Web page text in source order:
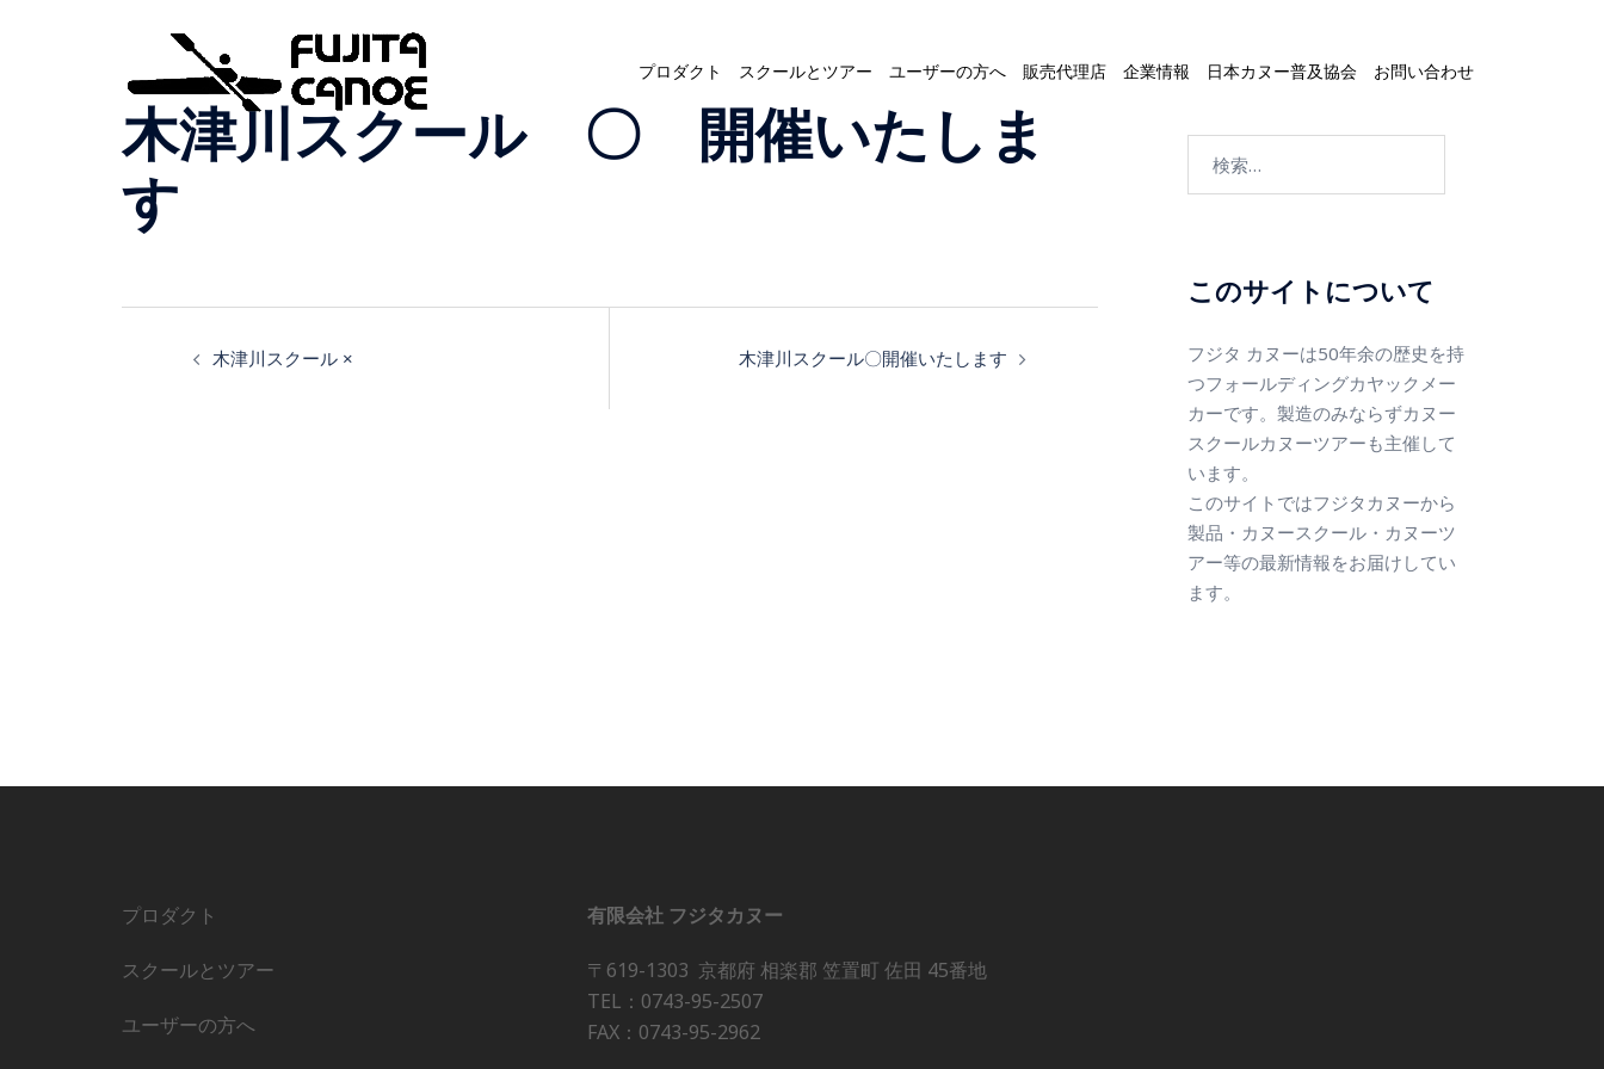
プロダクト スクールとツアー ユーザーの方へ 販売代理店 企業情報 日本カヌー普及協会 お問い合わせ
木津川スクール 〇 開催いたしま
す
木津川スクール × 木津川スクール〇開催いたします
このサイトについて
フジタ カヌーは50年余の歴史を持
つフォールディングカヤックメー
カーです。製造のみならずカヌー
スクールカヌーツアーも主催して
います。
このサイトではフジタカヌーから
製品・カヌースクール・カヌーツ
アー等の最新情報をお届けしてい
ます。
プロダクト
スクールとツアー
ユーザーの方へ
有限会社 フジタカヌー
〒619-1303 京都府 相楽郡 笠置町 佐田 45番地
TEL：0743-95-2507
FAX：0743-95-2962